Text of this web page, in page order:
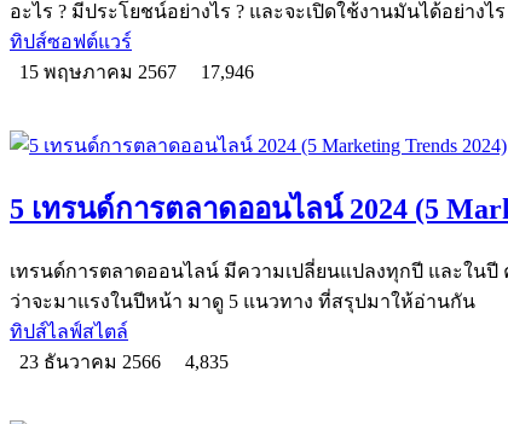
อะไร ? มีประโยชน์อย่างไร ? และจะเปิดใช้งานมันได้อย่างไร
ทิปส์ซอฟต์แวร์
15 พฤษภาคม 2567
17,946
5 เทรนด์การตลาดออนไลน์ 2024 (5
เทรนด์การตลาดออนไลน์ มีความเปลี่ยนแปลงทุกปี และในปี
ว่าจะมาแรงในปีหน้า มาดู 5 แนวทาง ที่สรุปมาให้อ่านกัน
ทิปส์ไลฟ์สไตล์
23 ธันวาคม 2566
4,835